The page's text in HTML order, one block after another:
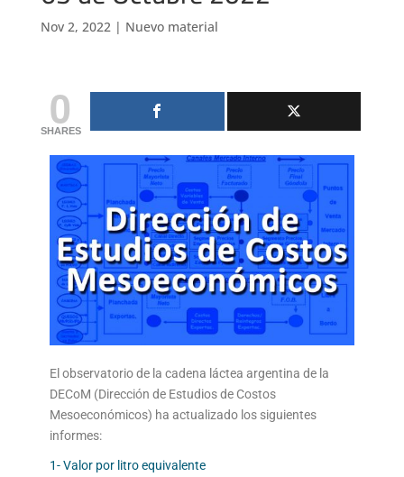
Nov 2, 2022| Nuevo material
0
SHARES
El observatorio de la cadena láctea argentina de la
DECoM (Dirección de Estudios de Costos
Mesoeconómicos) ha actualizado los siguientes
informes:
1- Valor por litro equivalente